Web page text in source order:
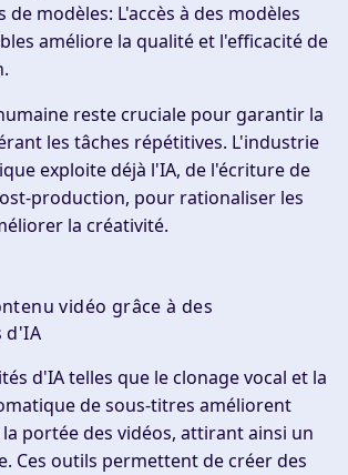
de modèles: L'accès à des modèles
améliore la qualité et l'efficacité de
reste cruciale pour garantir la
les tâches répétitives. L'industrie
exploite déjà l'IA, de l'écriture de
production, pour rationaliser les
la créativité.
vidéo grâce à des
d'IA
d'IA telles que le clonage vocal et la
de sous-titres améliorent
portée des vidéos, attirant ainsi un
Ces outils permettent de créer des